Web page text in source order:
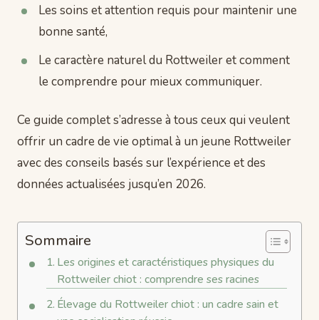
Les soins et attention requis pour maintenir une
bonne santé,
Le caractère naturel du Rottweiler et comment
le comprendre pour mieux communiquer.
Ce guide complet s’adresse à tous ceux qui veulent
offrir un cadre de vie optimal à un jeune Rottweiler
avec des conseils basés sur l’expérience et des
données actualisées jusqu’en 2026.
Sommaire
Les origines et caractéristiques physiques du
Rottweiler chiot : comprendre ses racines
Élevage du Rottweiler chiot : un cadre sain et